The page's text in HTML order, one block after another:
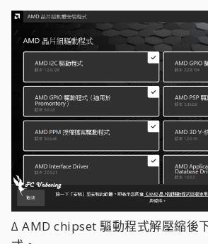
∆ AMD chipset 驅動程式解壓縮後